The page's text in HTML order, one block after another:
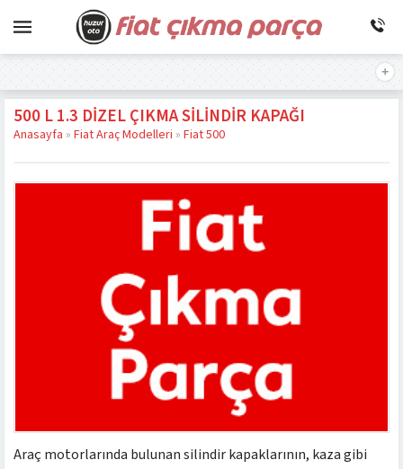
500 L 1.3 DIZEL ÇIKMA SILINDIR KAPAĞI
Anasayfa » Fiat Araç Modelleri » Fiat 500
Araç motorlarında bulunan silindir kapaklarının, kaza gibi